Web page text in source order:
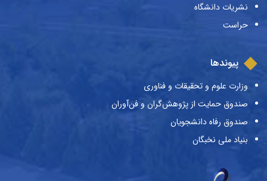
نشریات دانشگاه
حراست
پیوندها
وزارت علوم و تحقیقات و فناوری
صندوق حمایت از پژوهش‌گران و فن‌آوران
صندوق رفاه دانشجویان
بنیاد ملی نخبگان